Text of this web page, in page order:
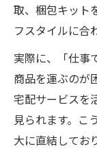
取、梱包キット
フスタイルに合
実際に、「仕事
商品を運ぶのが
宅配サービスを
見られます。こ
大に直結してお